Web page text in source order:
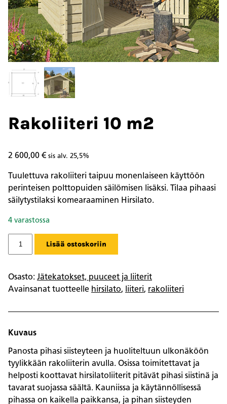
Rakoliiteri 10 m2
2 600,00 € sis alv. 25,5%
Tuulettuva rakoliiteri taipuu monenlaiseen käyttöön
perinteisen polttopuiden säilömisen lisäksi. Tilaa pihaasi
säilytystilaksi komearaaminen Hirsilato.
4 varastossa
Rakoliiteri
määrä
Lisää ostoskoriin
Osasto: Jätekatokset, puuceet ja liiterit
Avainsanat tuotteelle hirsilato, liiteri, rakoliiteri
Kuvaus
Panosta pihasi siisteyteen ja huoliteltuun ulkonäköön
tyylikkään rakoliiterin avulla. Osissa toimitettavat ja
helposti koottavat hirsilatoliiterit pitävät pihasi siistinä ja
tavarat suojassa säältä. Kauniissa ja käytännöllisessä
pihassa on kaikella paikkansa, ja pihan siisteyden